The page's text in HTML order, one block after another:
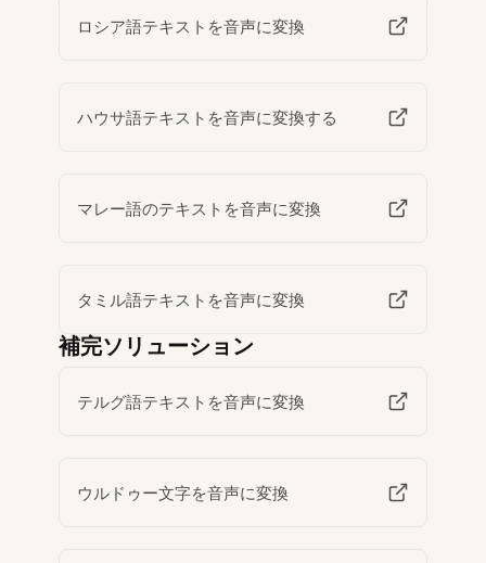
ロシア語テキストを音声に変換
ハウサ語テキストを音声に変換する
マレー語のテキストを音声に変換
タミル語テキストを音声に変換
補完ソリューション
テルグ語テキストを音声に変換
ウルドゥー文字を音声に変換